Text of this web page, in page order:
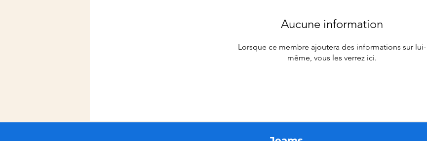
Aucune information
Lorsque ce membre ajoutera des informations sur lui-
même, vous les verrez ici.